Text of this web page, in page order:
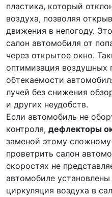
пластика, который
воздуха, позволяя
движения в непогоду.
салон автомобиля от
через открытое окно.
оптимизация воздушных
обтекаемости
лучей без снижения
и других неудобств.
Если автомобиль не
контроля, дефлекторы
заменой этому
проветрить салон
скоростях не
автомобиле
циркуляция воздуха в